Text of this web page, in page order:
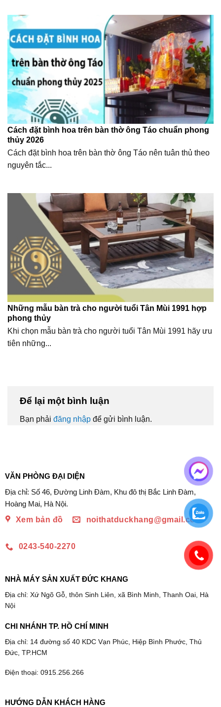
Cách đặt bình hoa trên bàn thờ ông Táo chuẩn phong
thủy 2026
Cách đặt bình hoa trên bàn thờ ông Táo nên tuân thủ theo
nguyên tắc...
Những mẫu bàn trà cho người tuổi Tân Mùi 1991 hợp
phong thủy
Khi chọn mẫu bàn trà cho người tuổi Tân Mùi 1991 hãy ưu
tiên những...
Để lại một bình luận
Bạn phải đăng nhập để gửi bình luận.
VĂN PHÒNG ĐẠI DIỆN
Địa chỉ: Số 46, Đường Linh Đàm, Khu đô thị Bắc Linh Đàm,
Hoàng Mai, Hà Nội.
Xem bản đồ
noithatduckhang@gmail.com
0243-540-2270
NHÀ MÁY SẢN XUẤT ĐỨC KHANG
Địa chỉ: Xứ Ngõ Gỗ, thôn Sinh Liên, xã Bình Minh, Thanh Oai, Hà
Nội
CHI NHÁNH TP. HỒ CHÍ MINH
Địa chỉ: 14 đường số 40 KDC Vạn Phúc, Hiệp Bình Phước, Thủ
Đức, TP.HCM
Điện thoại: 0915.256.266
HƯỚNG DẪN KHÁCH HÀNG